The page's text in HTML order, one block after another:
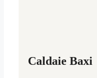
Caldaie Baxi